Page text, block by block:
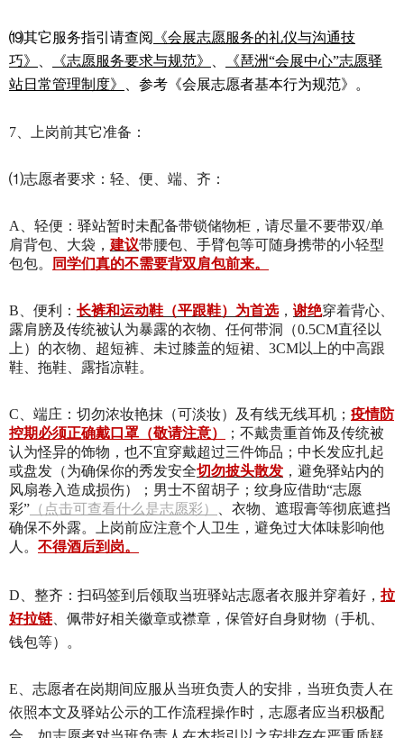
⒆其它服务指引请查阅
《会展志愿服务的礼仪与沟通技
巧》
《志愿服务要求与规范》
《琶洲“会展中心”志愿驿
站日常管理制度》
、参考《会展志愿者基本行为规范》。
7、上岗前其它准备：
⑴志愿者要求：轻、便、端、齐：
A
、轻便：驿站暂时未配备带锁储物柜，请尽量不要带双/单
肩背包、大袋， 建议带腰包、手臂包等可随身携带的小轻型
包包。
同学们真的不需要背双肩包前来。
B 、便利： 长裤和运动鞋（平跟鞋）为首选， 谢绝穿着背心、
露肩膀及传统被认为暴露的衣物、任何带洞（0.5CM直径以
上）的衣物、超短裤、未过膝盖的短裙、3CM以上的中高跟
鞋、拖鞋、露指凉鞋。
C 、端庄：切勿浓妆艳抹（可淡妆） 及有线无线耳机 ； 疫情防
控期必须正确戴口罩（敬请注意）
；不戴贵重首饰及传统被
认为怪异的饰物， 也不宜穿戴超过三件饰品；中长发应扎起
或盘发（为确保你的秀发安全切勿披头散发 ，避免驿站内的
风扇卷入造成损伤）；男士不留胡子；纹身应借助“志愿
彩” （点击可查看什么是志愿彩）
、衣物、遮瑕膏等彻底遮挡
确保不外露。上岗前应注意个人卫生，避免过大体味影响他
人。 不得酒后到岗。
D 、整齐：扫码签到后领取当班驿站志愿者衣服并穿着好， 拉
好拉链 、佩带好相关徽章或襟章，保管好自身财物（手机、
钱包等）。
E、志愿者在岗期间应服从当班负责人的安排，当班负责人在
依照本文及驿站公示的工作流程操作时，志愿者应当积极配